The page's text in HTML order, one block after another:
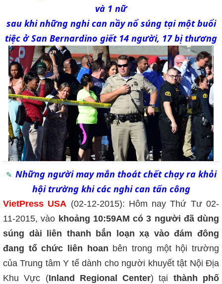
và 1 nữ
sau khi những nghi can nầy nổ súng tại một buổi
tiệc ở San Bernardino giết 14 người, 17 bị thương
Những người may mắn thoát chết chạy ra khỏi
hội trường khi các nghi can tấn công
VietPress USA (02-12-2015): Hôm nay Thứ Tư 02-
11-2015, vào khoảng 10:59AM có 3 người đã dùng
súng dài liên thanh bắn loạn xạ vào đám đông
đang tổ chức liên hoan bên trong một hội trường
của Trung tâm Y tế dành cho người khuyết tật Nội Địa
Khu Vực (Inland Regional Center) tại thành phố